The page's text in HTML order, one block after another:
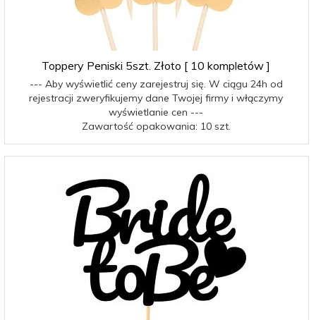
Toppery Peniski 5szt. Złoto [ 10 kompletów ]
--- Aby wyświetlić ceny zarejestruj się. W ciągu 24h od
rejestracji zweryfikujemy dane Twojej firmy i włączymy
wyświetlanie cen ---
Zawartość opakowania: 10 szt.